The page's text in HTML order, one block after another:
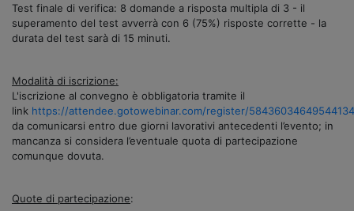
Test finale di verifica: 8 domande a risposta multipla di 3 - il
superamento del test avverrà con 6 (75%) risposte corrette - la
durata del test sarà di 15 minuti.
Modalità di iscrizione:
L'iscrizione al convegno è obbligatoria tramite il
link https://attendee.gotowebinar.com/register/
da comunicarsi entro due giorni lavorativi antecedenti l’evento; in
mancanza si considera l’eventuale quota di partecipazione
comunque dovuta.
Quote di partecipazione: